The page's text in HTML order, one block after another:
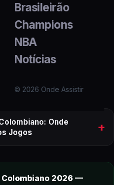
Brasileirão
Champions
NBA
Notícias
© 2026 Onde Assistir
paraeste campeonato
dias.
Onde
Jogos
+
2026 —